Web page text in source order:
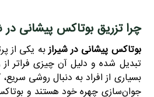
چرا تزریق بوتاکس پیشانی در
بوتاکس پیشانی در شیرازبه یکی از
تبدیل شده و دلیل آن چیزی فراتر
بسیاری از افراد به‌ دنبال روشی
جوان‌سازی چهره خود هستند و